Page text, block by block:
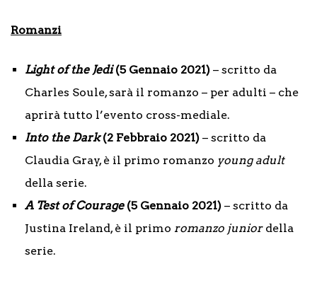
Romanzi
Light of the Jedi(5 Gennaio 2021) – scritto da
Charles Soule, sarà il romanzo – per adulti – che
aprirà tutto l’evento cross-mediale.
Into the Dark(2 Febbraio 2021) – scritto da
Claudia Gray, è il primo romanzo young adult
della serie.
A Test of Courage(5 Gennaio 2021) – scritto da
Justina Ireland, è il primo romanzo juniordella
serie.